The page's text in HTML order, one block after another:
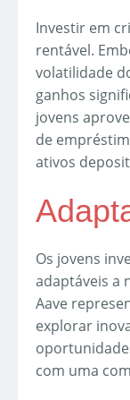
Investir em
rentável.
volatilidade
ganhos
jovens
de
ativos
Os jovens
adaptáveis a
Aave
explorar
com uma